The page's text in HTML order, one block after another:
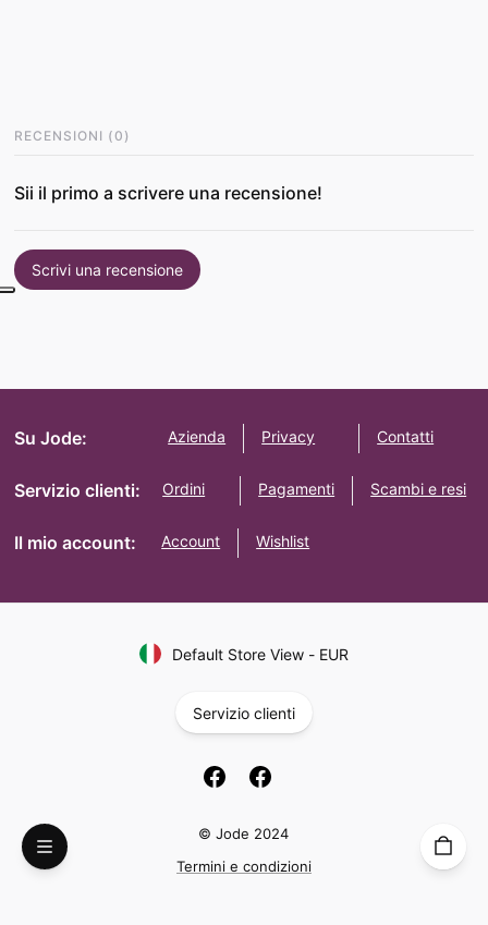
RECENSIONI (0 )
Sii il primo a scrivere una recensione!
Scrivi una recensione
Su Jode: Azienda Privacy Contatti
Servizio clienti: Ordini Pagamenti Scambi e resi
Il mio account: Account Wishlist
Default Store View- EUR
Servizio clienti
© Jode 2024
Termini e condizioni